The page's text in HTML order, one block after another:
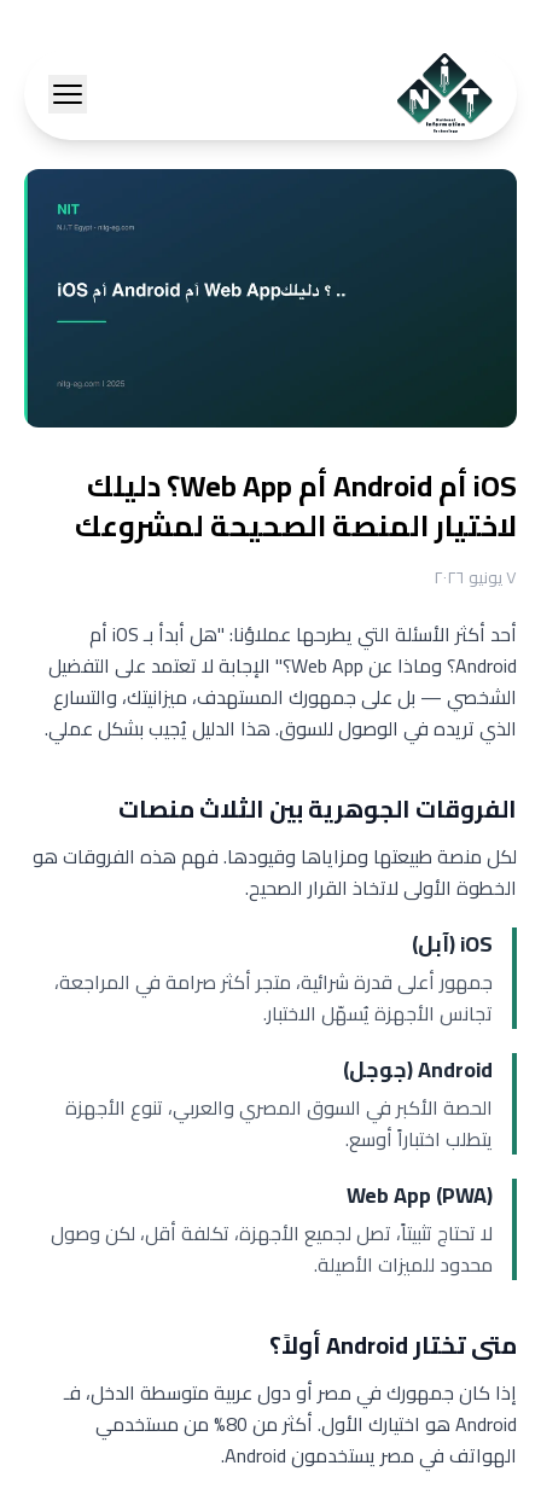
iOS أم Android أم Web App؟ دليلك
لاختيار المنصة الصحيحة لمشروعك
٧ يونيو ٢٠٢٦
أحد أكثر الأسئلة التي يطرحها عملاؤنا: "هل أبدأ بـ iOS أم
Android؟ وماذا عن Web App؟" الإجابة لا تعتمد على التفضيل
الشخصي — بل على جمهورك المستهدف، ميزانيتك، والتسارع
الذي تريده في الوصول للسوق. هذا الدليل يُجيب بشكل عملي.
الفروقات الجوهرية بين الثلاث منصات
لكل منصة طبيعتها ومزاياها وقيودها. فهم هذه الفروقات هو
الخطوة الأولى لاتخاذ القرار الصحيح.
iOS (آبل)
جمهور أعلى قدرة شرائية، متجر أكثر صرامة في المراجعة،
تجانس الأجهزة يُسهّل الاختبار.
Android (جوجل)
الحصة الأكبر في السوق المصري والعربي، تنوع الأجهزة
يتطلب اختباراً أوسع.
Web App (PWA)
لا تحتاج تثبيتاً، تصل لجميع الأجهزة، تكلفة أقل، لكن وصول
محدود للميزات الأصيلة.
متى تختار Android أولاً؟
إذا كان جمهورك في مصر أو دول عربية متوسطة الدخل، فـ
Android هو اختيارك الأول. أكثر من 80% من مستخدمي
الهواتف في مصر يستخدمون Android.